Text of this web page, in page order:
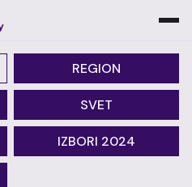
REGION
SVET
IZBORI 2024